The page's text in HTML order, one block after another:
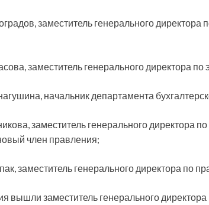
заместитель генерального директора
заместитель генерального директора
начальник департамента
заместитель генерального директора
член правления;
заместитель генерального директора по
вышли заместитель генерального